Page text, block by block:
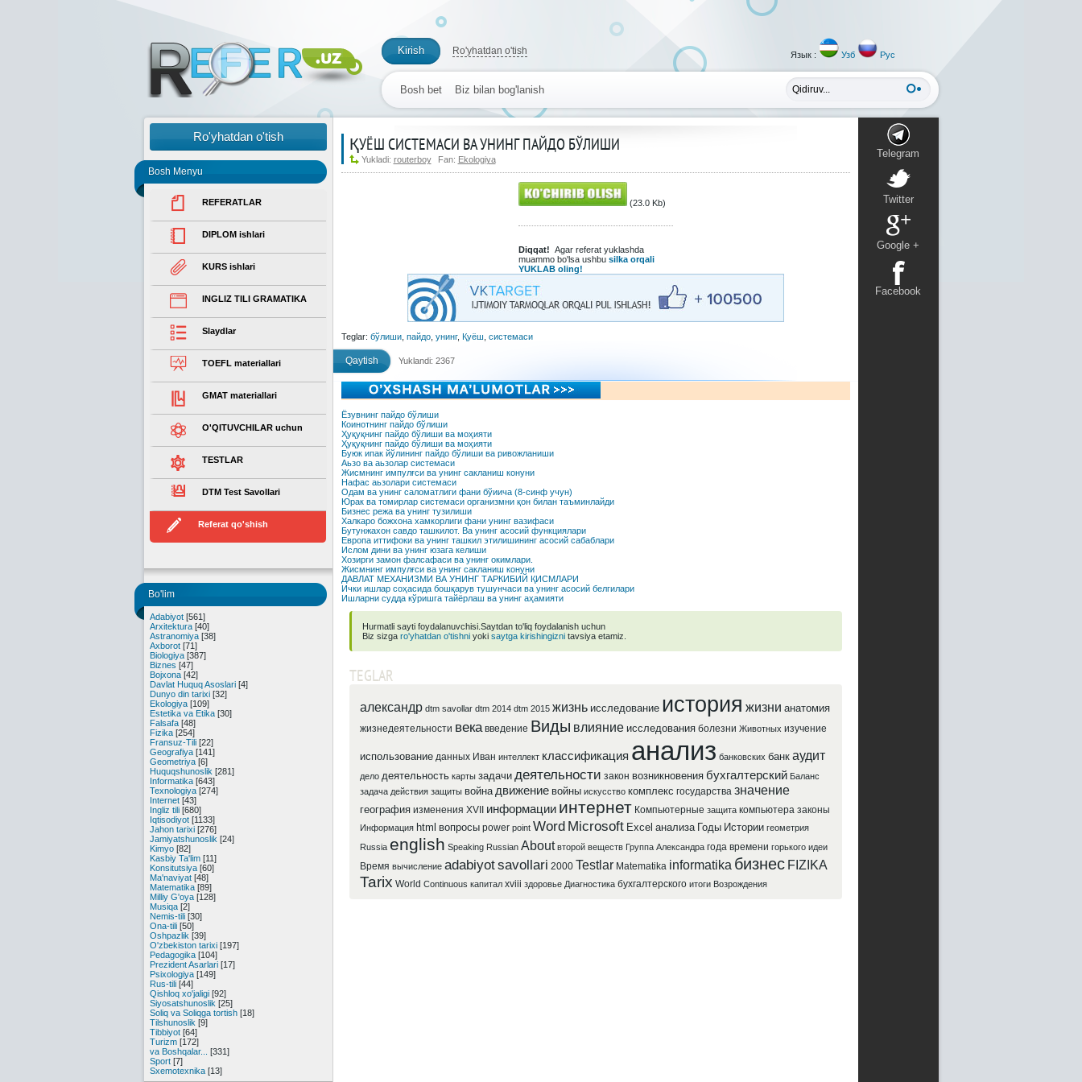
Kirish Ro'yhatdan o'tish Язык : Узб Рус
Bosh bet Biz bilan bog'lanish
Ro'yhatdan o'tish
Bosh Menyu
REFERATLAR
DIPLOM ishlari
KURS ishlari
INGLIZ TILI GRAMATIKA
Slaydlar
TOEFL materiallari
GMAT materiallari
O'QITUVCHILAR uchun
TESTLAR
DTM Test Savollari
Referat qo'shish
Bo'lim
Adabiyot [561]
Arxitektura [40]
Astranomiya [38]
Axborot [71]
Biologiya [387]
Biznes [47]
Bojxona [42]
Davlat Huquq Asoslari [4]
Dunyo din tarixi [32]
Ekologiya [109]
Estetika va Etika [30]
Falsafa [48]
Fizika [254]
Fransuz-Tili [22]
Geografiya [141]
Geometriya [6]
Huquqshunoslik [281]
Informatika [643]
Texnologiya [274]
Internet [43]
Ingliz tili [680]
Iqtisodiyot [1133]
Jahon tarixi [276]
Jamiyatshunoslik [24]
Kimyo [82]
Kasbiy Ta'lim [11]
Konsitutsiya [60]
Ma'naviyat [48]
Matematika [89]
Milliy G'oya [128]
Musiqa [2]
Nemis-tili [30]
Ona-tili [50]
Oshpazlik [39]
O'zbekiston tarixi [197]
Pedagogika [104]
Prezident Asarlari [17]
Psixologiya [149]
Rus-tili [44]
Qishloq xo'jaligi [92]
Siyosatshunoslik [25]
Soliq va Soliqga tortish [18]
Tilshunoslik [9]
Tibbiyot [64]
Turizm [172]
va Boshqalar...
[331]
Sport [7]
Sxemotexnika [13]
Telegram
Twitter
Google +
Facebook
ҚУЁШ СИСТЕМАСИ ВА УНИНГ ПАЙДО БЎЛИШИ
Yukladi: routerboy Fan: Ekologiya
(23.0 Kb)
Diqqat! Agar referat yuklashda
muammo bo'lsa ushbu silka orqali
YUKLAB oling!
Teglar: бўлиши, пайдо, унинг, Қуёш системаси
Qaytish Yuklandi: 2367
Ëзувнинг пайдо бўлиши
Коинотнинг пайдо бўлиши
Ҳуқуқнинг пайдо бўлиши ва моҳияти
Ҳуқуқнинг пайдо бўлиши ва моҳияти
Буюк ипак йўлининг пайдо бўлиши ва ривожланиши
Аьзо ва аьзолар системаси
Жисмнинг импулғси ва унинг сакланиш конуни
Нафас аьзолари системаси
Одам ва унинг саломатлиги фани бўиича (8-синф учун)
Юрак ва томирлар системаси организмни қон билан таъминлайди
Бизнес режа ва унинг тузилиши
Халкаро божхона хамкорлиги фани унинг вазифаси
Бутунжахон савдо ташкилот. Ва унинг асосий функциялари
Европа иттифоки ва унинг ташкил этилишининг асосий сабаблари
Ислом дини ва унинг юзага келиши
Хозирги замон фалсафаси ва унинг окимлари.
Жисмнинг импулғси ва унинг сакланиш конуни
ДАВЛАТ МЕХАНИЗМИ ВА УНИНГ ТАРКИБИЙ ҚИСМЛАРИ
Ички ишлар соҳасида бошқарув тушунчаси ва унинг асосий белгилари
Ишларни судда кўришга тайёрлаш ва унинг аҳамияти
Hurmatli sayti foydalanuvchisi.Saytdan to'liq foydalanish uchun
Biz sizga ro'yhatdan o'tishniyoki saytga kirishingiznitavsiya etamiz.
TEGLAR
александр dtm savollar dtm 2014 dtm 2015 жизнь исследование история жизни анатомия
жизнедеятельности века введение Виды влияние исследования болезни Животных изучение
использование данных Иван интеллект классификация анализ банковских банк аудит
дело деятельность карты задачи деятельности закон возникновения бухгалтерский Баланс
задача действия защиты война движение войны искусство комплекс государства значение
география изменения XVII информации интернет Компьютерные защита компьютера законы
Информация html вопросы power point Word Microsoft Excel анализа Годы Истории геометрия
Russia english Speaking Russian About второй веществ Группа Александра года времени горького идеи
Время вычисление adabiyotsavollari 2000 Testlar Matematika informatika бизнес FIZIKA
Tarix World Continuous капитал xviii здоровье Диагностика бухгалтерского итоги Возрождения